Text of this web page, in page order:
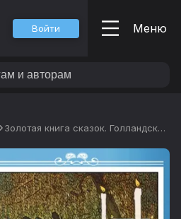
Войти Меню
Золотая книга сказок. Голландские сказки